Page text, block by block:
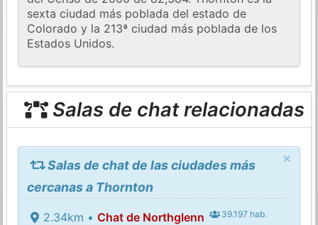
sexta ciudad más poblada del estado de
Colorado y la 213ª ciudad más poblada de los
Estados Unidos.
Salas de chat relacionadas
×
Salas de chat de las ciudades más
cercanas a Thornton
2.34km • Chat de Northglenn 39.197 hab.